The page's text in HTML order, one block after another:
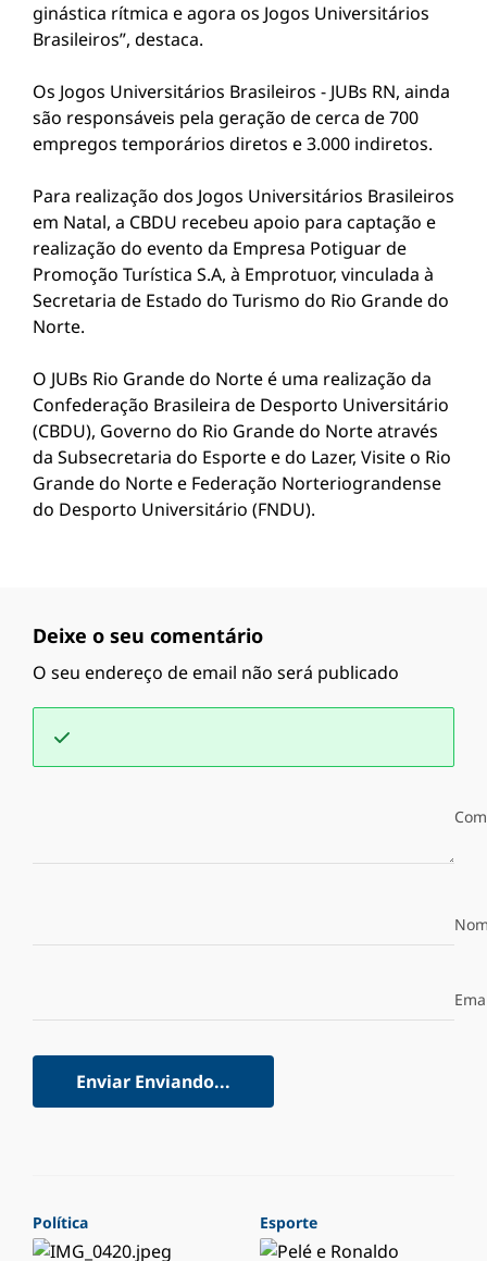
ginástica rítmica e agora os Jogos Universitários
Brasileiros”, destaca.
Os Jogos Universitários Brasileiros - JUBs RN, ainda
são responsáveis pela geração de cerca de 700
empregos temporários diretos e 3.000 indiretos.
Para realização dos Jogos Universitários Brasileiros
em Natal, a CBDU recebeu apoio para captação e
realização do evento da Empresa Potiguar de
Promoção Turística S.A, à Emprotuor, vinculada à
Secretaria de Estado do Turismo do Rio Grande do
Norte.
O JUBs Rio Grande do Norte é uma realização da
Confederação Brasileira de Desporto Universitário
(CBDU), Governo do Rio Grande do Norte através
da Subsecretaria do Esporte e do Lazer, Visite o Rio
Grande do Norte e Federação Norteriograndense
do Desporto Universitário (FNDU).
Deixe o seu comentário
O seu endereço de email não será publicado
Enviar Enviando...
Política Esporte